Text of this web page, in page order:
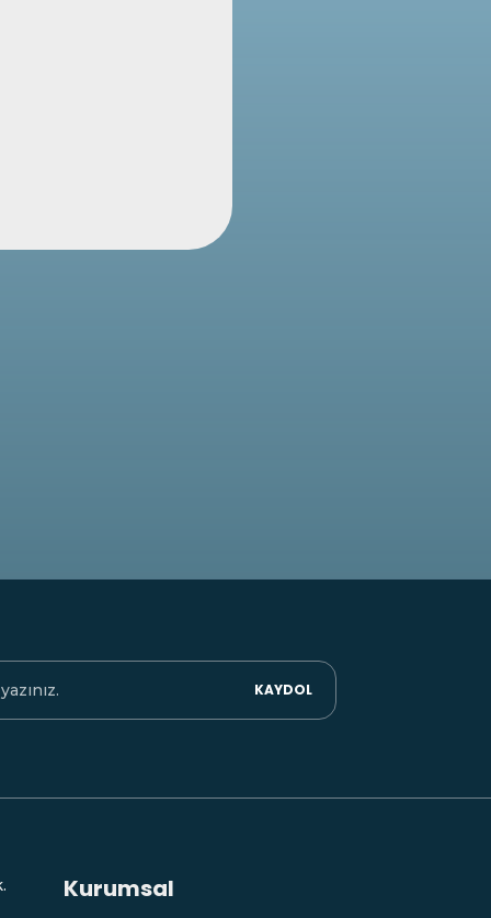
KAYDOL
Kurumsal